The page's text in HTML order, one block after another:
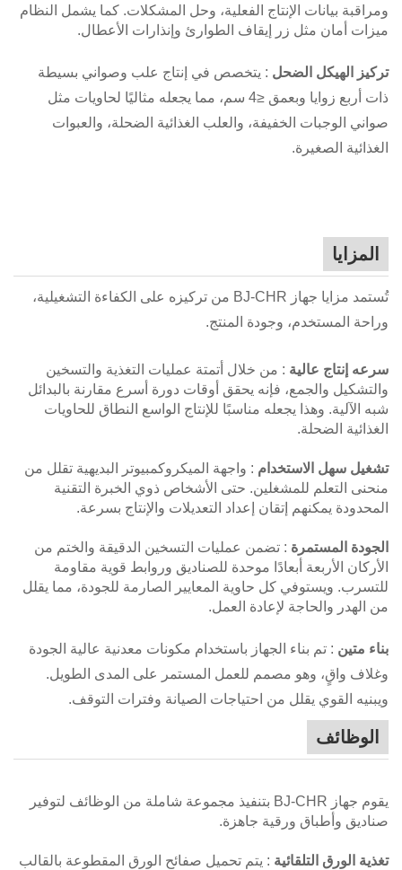
ومراقبة بيانات الإنتاج الفعلية، وحل المشكلات. كما يشمل النظام
ميزات أمان مثل زر إيقاف الطوارئ وإنذارات الأعطال.
تركيز الهيكل الضحل : يتخصص في إنتاج علب وصواني بسيطة
ذات أربع زوايا وبعمق ≤4 سم، مما يجعله مثاليًا لحاويات مثل
صواني الوجبات الخفيفة، والعلب الغذائية الضحلة، والعبوات
الغذائية الصغيرة.
المزايا
تُستمد مزايا جهاز BJ-CHR من تركيزه على الكفاءة التشغيلية،
وراحة المستخدم، وجودة المنتج.
سرعه إنتاج عالية : من خلال أتمتة عمليات التغذية والتسخين
والتشكيل والجمع، فإنه يحقق أوقات دورة أسرع مقارنة بالبدائل
شبه الآلية. وهذا يجعله مناسبًا للإنتاج الواسع النطاق للحاويات
الغذائية الضحلة.
تشغيل سهل الاستخدام : واجهة الميكروكمبيوتر البديهية تقلل من
منحنى التعلم للمشغلين. حتى الأشخاص ذوي الخبرة التقنية
المحدودة يمكنهم إتقان إعداد التعديلات والإنتاج بسرعة.
الجودة المستمرة : تضمن عمليات التسخين الدقيقة والختم من
الأركان الأربعة أبعادًا موحدة للصناديق وروابط قوية مقاومة
للتسرب. ويستوفي كل حاوية المعايير الصارمة للجودة، مما يقلل
من الهدر والحاجة لإعادة العمل.
بناء متين : تم بناء الجهاز باستخدام مكونات معدنية عالية الجودة
وغلاف واقٍ، وهو مصمم للعمل المستمر على المدى الطويل.
ويبنيه القوي يقلل من احتياجات الصيانة وفترات التوقف.
الوظائف
يقوم جهاز BJ-CHR بتنفيذ مجموعة شاملة من الوظائف لتوفير
صناديق وأطباق ورقية جاهزة.
تغذية الورق التلقائية : يتم تحميل صفائح الورق المقطوعة بالقالب